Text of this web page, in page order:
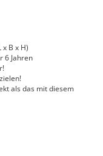
B x H)
6 Jahren
als das mit diesem